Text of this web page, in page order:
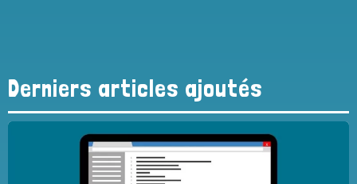
Derniers articles ajoutés